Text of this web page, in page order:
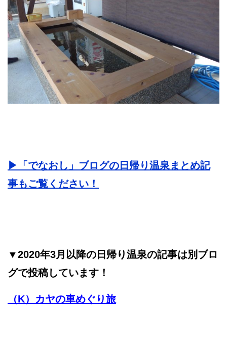
▶︎「でなおし」ブログの日帰り温泉まとめ記
事もご覧ください！
▼2020年3月以降の日帰り温泉の記事は別ブロ
グで投稿しています！
（K）カヤの車めぐり旅